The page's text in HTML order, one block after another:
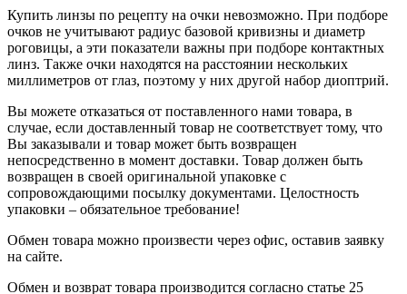
Купить линзы по рецепту на очки невозможно. При подборе
очков не учитывают радиус базовой кривизны и диаметр
роговицы, а эти показатели важны при подборе контактных
линз. Также очки находятся на расстоянии нескольких
миллиметров от глаз, поэтому у них другой набор диоптрий.
Вы можете отказаться от поставленного нами товара, в
случае, если доставленный товар не соответствует тому, что
Вы заказывали и товар может быть возвращен
непосредственно в момент доставки. Товар должен быть
возвращен в своей оригинальной упаковке с
сопровождающими посылку документами. Целостность
упаковки – обязательное требование!
Обмен товара можно произвести через офис, оставив заявку
на сайте.
Обмен и возврат товара производится согласно статье 25